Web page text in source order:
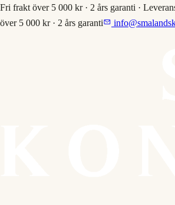
Fri frakt över 5 000 kr · 2 års garanti ·
över 5 000 kr · 2 års garanti